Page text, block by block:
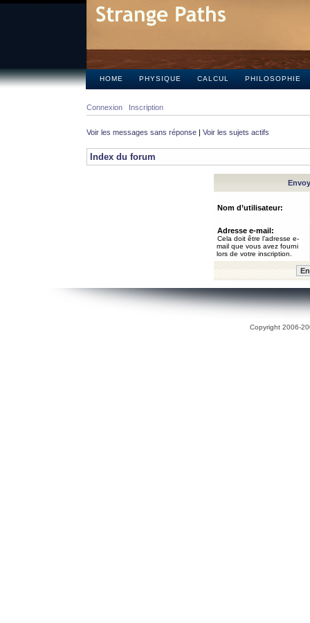
HOME PHYSIQUE CALCUL PHILOSOPHIE
Connexion Inscription
Voir les messages sans réponse | Voir les sujets actifs
Index du forum
Nom d’utilisateur:
Adresse e-mail:
Cela doit être l’adresse e-
mail que vous avez fourni
lors de votre inscription.
Copyright 2006-